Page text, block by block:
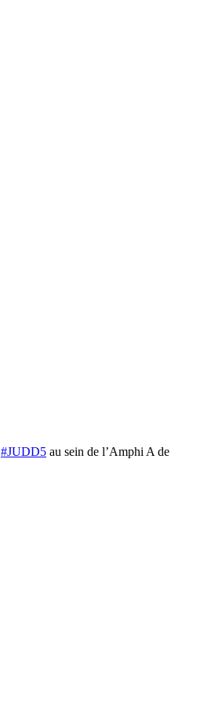
#JUDD5 au sein de l’Amphi A de